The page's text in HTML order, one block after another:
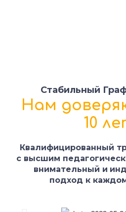
Стабильный
Нам
10
Квалифицированный
с высшим
внимательный и
подход к